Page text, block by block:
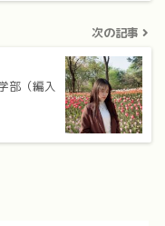
次の記事
部（編入